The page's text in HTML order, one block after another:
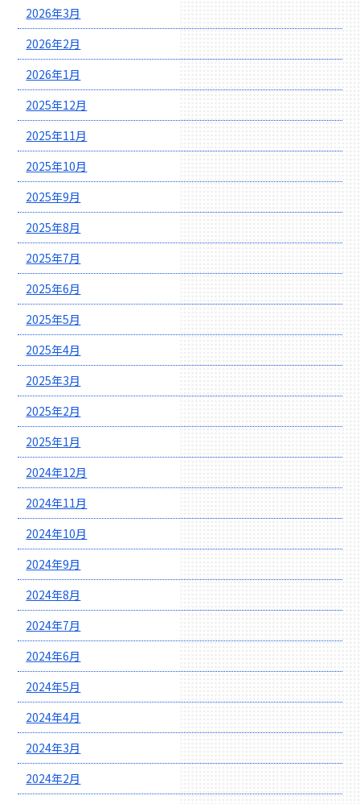
2026年3月
2026年2月
2026年1月
2025年12月
2025年11月
2025年10月
2025年9月
2025年8月
2025年7月
2025年6月
2025年5月
2025年4月
2025年3月
2025年2月
2025年1月
2024年12月
2024年11月
2024年10月
2024年9月
2024年8月
2024年7月
2024年6月
2024年5月
2024年4月
2024年3月
2024年2月